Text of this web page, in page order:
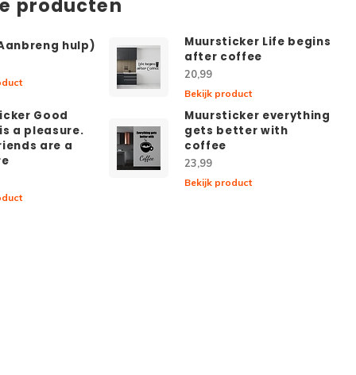
producten
hulp)
Muursticker Life begins
after coffee
20,99
Bekijk product
Good
a pleasure.
are a
Muursticker everything
gets better with
coffee
23,99
Bekijk product